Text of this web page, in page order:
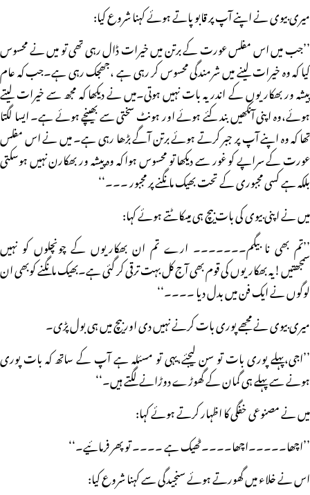
میری بیوی نے اپنے آپ پر قابو پاتے ہوئے کہنا شروع کیا:
’’جب میں اس مفلس عورت کے برتن میں خیرات ڈال رہی تھی تو میں نے محسوس
کیا کہ وہ خیرات لینے میں شرمندگی محسوس کر رہی ہے ،جھجک رہی ہے۔جب کہ عام
پیشہ ور بھکاریوں کے اندر یہ بات نہیں ہوتی۔میں نے دیکھا کہ مجھ سے خیرات لیتے
ہوئے،وہ اپنی آنکھیں بند کئے ہوئے اور ہونٹ سختی سے بھینچے ہوئے ہے۔ ایسا لگتا
تھا کہ وہ اپنے آپ پر جبر کرتے ہوئے برتن آگے بڑھا رہی ہے۔ میں نے اس مفلس
عورت کے سراپے کو غور سے دیکھا تو محسوس ہوا کہ وہ پیشہ ور بھکارن نہیں ہوسکتی
بلکہ ہے کسی مجبوری کے تحت بھیک مانگنے پر مجبور ۔۔۔‘‘
میں نے اپنی بیوی کی بات بیچ ہی میںکاٹتے ہوئے کہا:
’’تم بھی نا بیگم۔۔۔۔۔۔۔ ارے تم ان بھکاریوں کے چونچلوں کو نہیں
سمجھتیں!یہ بھکاریوں کی قوم بھی آج کل بہت ترقی کر گئی ہے۔بھیک مانگنے کوبھی ان
لوگوں نے ایک فن میں بدل دیا ۔۔۔۔‘‘
میری بیوی نے مجھے پوری بات کرنے نہیں دی اور بیچ میں ہی بول پڑی۔
’’اجی،پہلے پوری بات تو سن لیجئے،یہی تو مسئلہ ہے آپ کے ساتھ کہ بات پوری
ہونے سے پہلے ہی گمان کے گھوڑے دوڑانے لگتے ہیں۔‘‘
میں نے مصنوعی خفگی کا اظہار کرتے ہوئے کہا:
’’اچھا۔۔۔۔۔اچھا۔۔۔۔ٹھیک ہے ۔۔۔۔ تو پھر فرمائیے۔‘‘
اس نے خلاء میں گھورتے ہوئے سنجیدگی سے کہنا شروع کیا: